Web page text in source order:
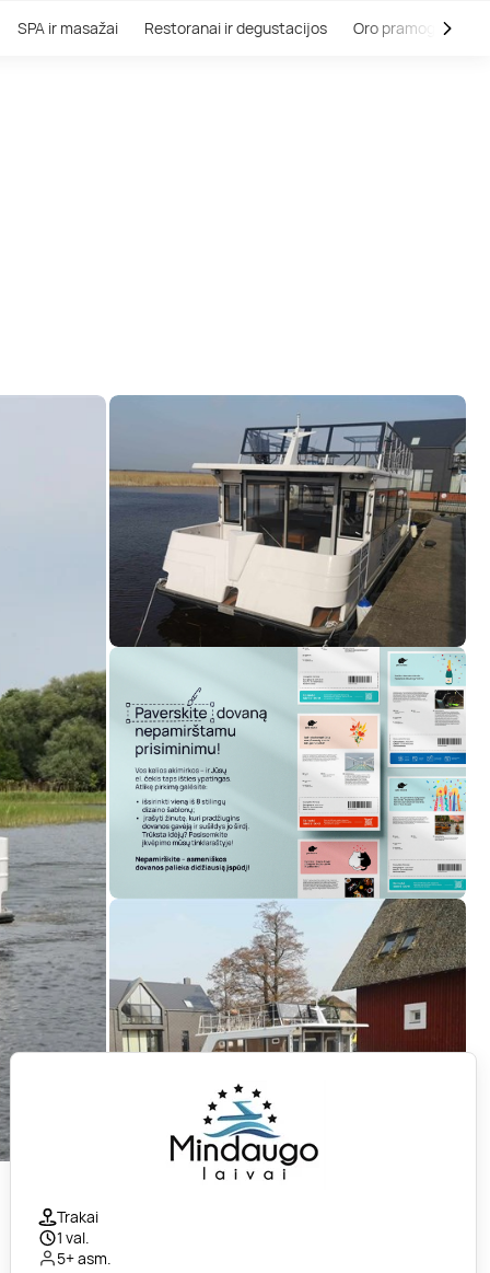
SPA ir masažai Restoranai ir degustacijos Oro pramogos
Trakai
1 val.
5+ asm.